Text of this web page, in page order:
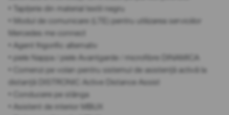
• Tapițerie din material textil negru
• Modul de comunicare (LTE) pentru utilizarea serviciilor
Mercedes me connect
• Agent frigorific alternativ
• piele Nappa / piele Avantgarde / microfibre DINAMICA
• Comenzi pe volan pentru sistemul de asistență activă la
distanță DISTRONIC Active Distance Assist
• Conducere pe stânga
• Asistent de interior MBUX